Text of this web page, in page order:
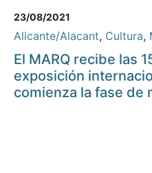
23/08/2021
Alicante/Alacant, Cultura,
El MARQ recibe las
exposición
comienza la fase de